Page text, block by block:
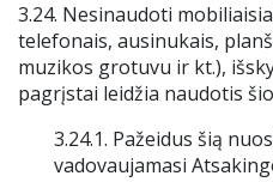
3.24. Nesinaudoti
telefonais, ausinukais,
muzikos grotuvu ir kt.),
pagrįstai leidžia naudotis
3.24.1. Pažeidus šią
vadovaujamasi